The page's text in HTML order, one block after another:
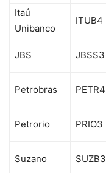
Itaú
Unibanco
ITUB4
JBS JBSS3
Petrobras PETR4
Petrorio PRIO3
Suzano SUZB3